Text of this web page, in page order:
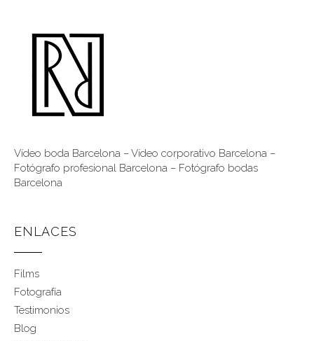
Vídeo boda Barcelona –Vídeo corporativo Barcelona –
Fotógrafo profesional Barcelona – Fotógrafo bodas
Barcelona
ENLACES
Films
Fotografía
Testimonios
Blog